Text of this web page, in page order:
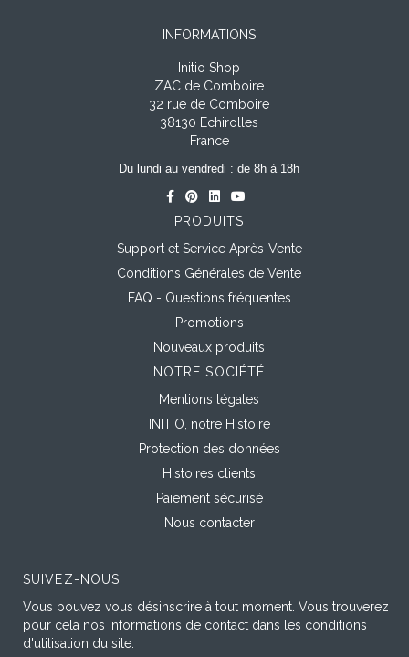
INFORMATIONS
Initio Shop
ZAC de Comboire
32 rue de Comboire
38130 Echirolles
France
Du lundi au vendredi : de 8h à 18h
PRODUITS
Support et Service Après-Vente
Conditions Générales de Vente
FAQ - Questions fréquentes
Promotions
Nouveaux produits
NOTRE SOCIÉTÉ
Mentions légales
INITIO, notre Histoire
Protection des données
Histoires clients
Paiement sécurisé
Nous contacter
SUIVEZ-NOUS
Vous pouvez vous désinscrire à tout moment. Vous trouverez
pour cela nos informations de contact dans les conditions
d'utilisation du site.